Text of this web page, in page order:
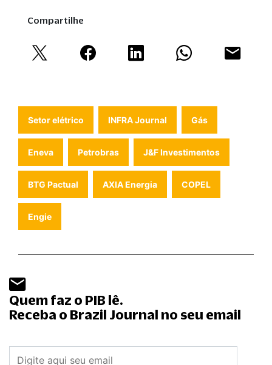
Compartilhe
Setor elétrico INFRA Journal Gás
Eneva Petrobras J&F Investimentos
BTG Pactual AXIA Energia COPEL
Engie
Quem faz o PIB lê.
Receba o Brazil Journal no seu email